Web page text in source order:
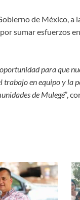
de México, a
sumar esfuerzos
para que
en equipo y la
de Mulegé”,